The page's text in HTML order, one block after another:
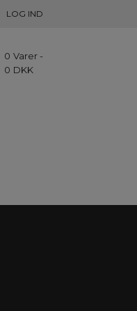
LOG IND
0 Varer -
0 DKK